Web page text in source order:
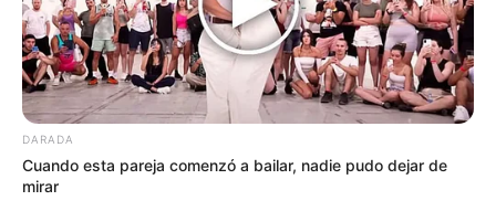
DARADA
Cuando esta pareja comenzó a bailar, nadie pudo dejar de
mirar